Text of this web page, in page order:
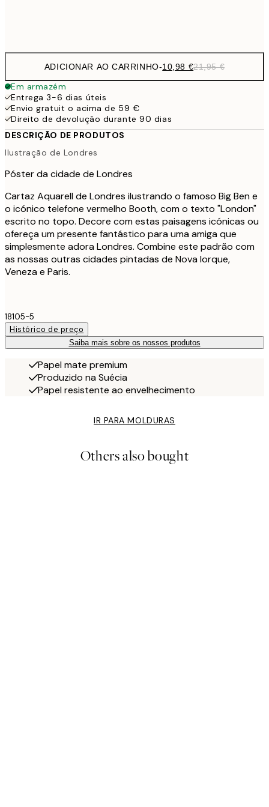
ADICIONAR AO CARRINHO-10,98 €21,95 €
Em armazém
Entrega 3-6 dias úteis
Envio gratuit o acima de 59 €
Direito de devolução durante 90 dias
DESCRIÇÃO DE PRODUTOS
Ilustração de Londres
Póster da cidade de Londres
Cartaz Aquarell de Londres ilustrando o famoso Big Ben e
o icónico telefone vermelho Booth, com o texto "London"
escrito no topo. Decore com estas paisagens icónicas ou
ofereça um presente fantástico para uma amiga que
simplesmente adora Londres. Combine este padrão com
as nossas outras cidades pintadas de Nova Iorque,
Veneza e Paris.
18105-5
Histórico de preço
Saiba mais sobre os nossos produtos
Papel mate premium
Produzido na Suécia
Papel resistente ao envelhecimento
IR PARA MOLDURAS
Others also bought